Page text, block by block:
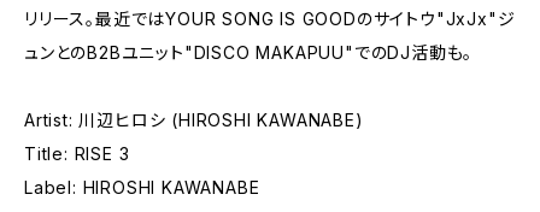
リリース。最近ではYOUR SONG IS GOODのサイトウ"JxJx"ジ
ュンとのB2Bユニット"DISCO MAKAPUU"でのDJ活動も。
Artist: 川辺ヒロシ (HIROSHI KAWANABE)
Title: RISE 3
Label: HIROSHI KAWANABE